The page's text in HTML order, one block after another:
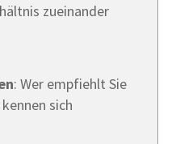
zueinander
: Wer empfiehlt Sie
sich